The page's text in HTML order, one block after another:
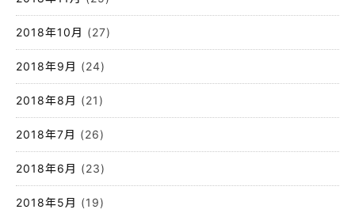
2018年10月 (27)
2018年9月 (24)
2018年8月 (21)
2018年7月 (26)
2018年6月 (23)
2018年5月 (19)